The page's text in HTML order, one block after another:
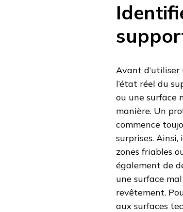
Avant d’utiliser
l’état réel du
ou une surface
manière. Un
commence
surprises. Ainsi,
zones friables
également de
une surface
revêtement.
aux surfaces